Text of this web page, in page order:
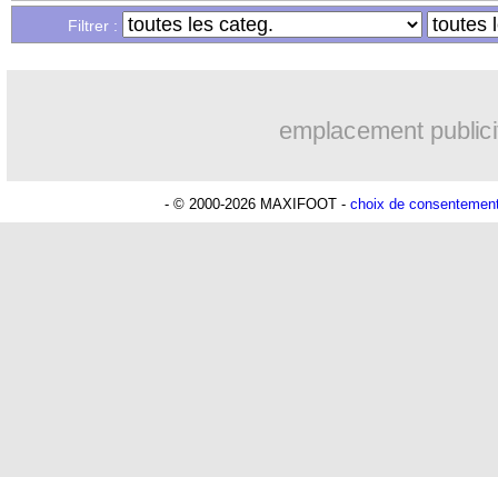
Filtrer :
emplacement
- © 2000-2026 MAXIFOOT - choix de